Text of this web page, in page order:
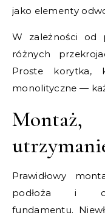
jako elementy
W zależności od
różnych
Proste korytka,
monolityczne —
Prawidłowy
podłoża i
fundamentu.